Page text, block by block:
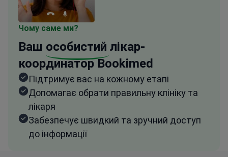
Чому саме ми?
Ваш особистий лікар-
координатор Bookimed
Підтримує вас на кожному етапі
Допомагає обрати правильну клініку та
лікаря
Забезпечує швидкий та зручний доступ
до інформації